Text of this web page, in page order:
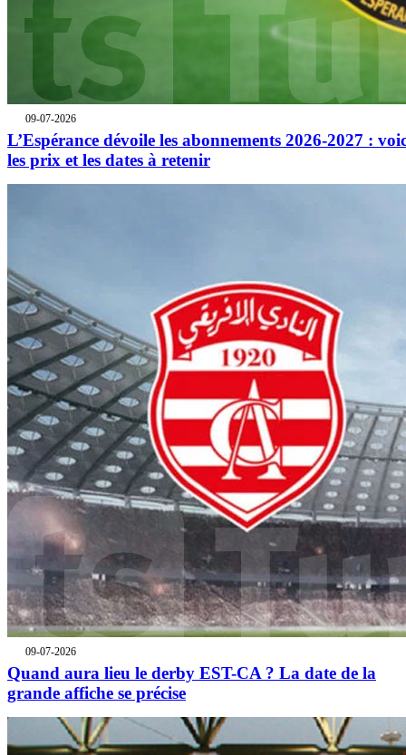
09-07-2026
L’Espérance dévoile les abonnements 2026-2027 :
les prix et les dates à retenir
09-07-2026
Quand aura lieu le derby EST-CA ? La date de la
grande affiche se précise